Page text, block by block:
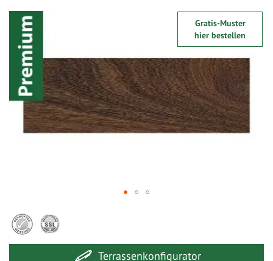
Gratis-Muster
hier bestellen
Zum
Ende
Bildergalerie
springen
Anfang
der
Bildergalerie
Terrassenkonfigurator